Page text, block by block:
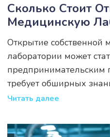
Сколько Стоит
Медицинскую
Пошаговое
Открытие собственной
лаборатории может
предпринимательским
требует обширных
Оценка затрат на
часть задач, которые
Читать далее